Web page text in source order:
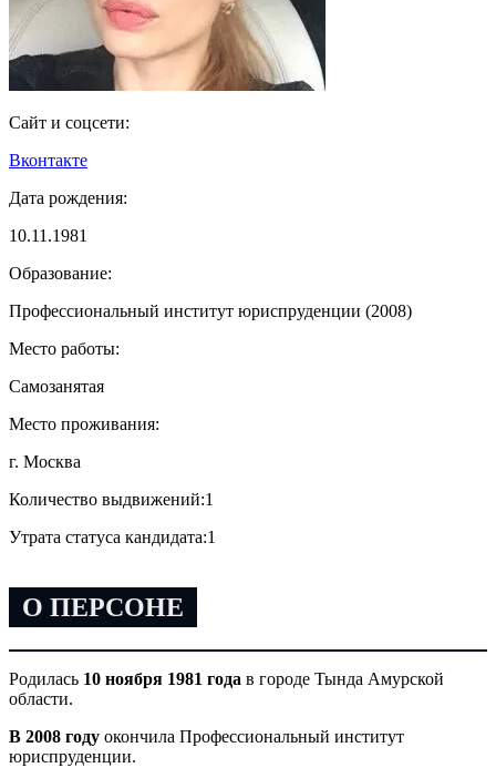
Сайт и соцсети:
Вконтакте
Дата рождения:
10.11.1981
Образование:
Профессиональный институт юриспруденции (2008)
Место работы:
Самозанятая
Место проживания:
г. Москва
Количество выдвижений:1
Утрата статуса кандидата:1
О ПЕРСОНЕ
Родилась 10 ноября 1981 года в городе Тында Амурской
области.
В 2008 году окончила Профессиональный институт
юриспруденции.